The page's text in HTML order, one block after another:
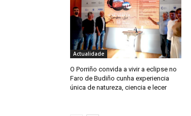
Actualidade
O Porriño convida a vivir a eclipse no
Faro de Budiño cunha experiencia
única de natureza, ciencia e lecer